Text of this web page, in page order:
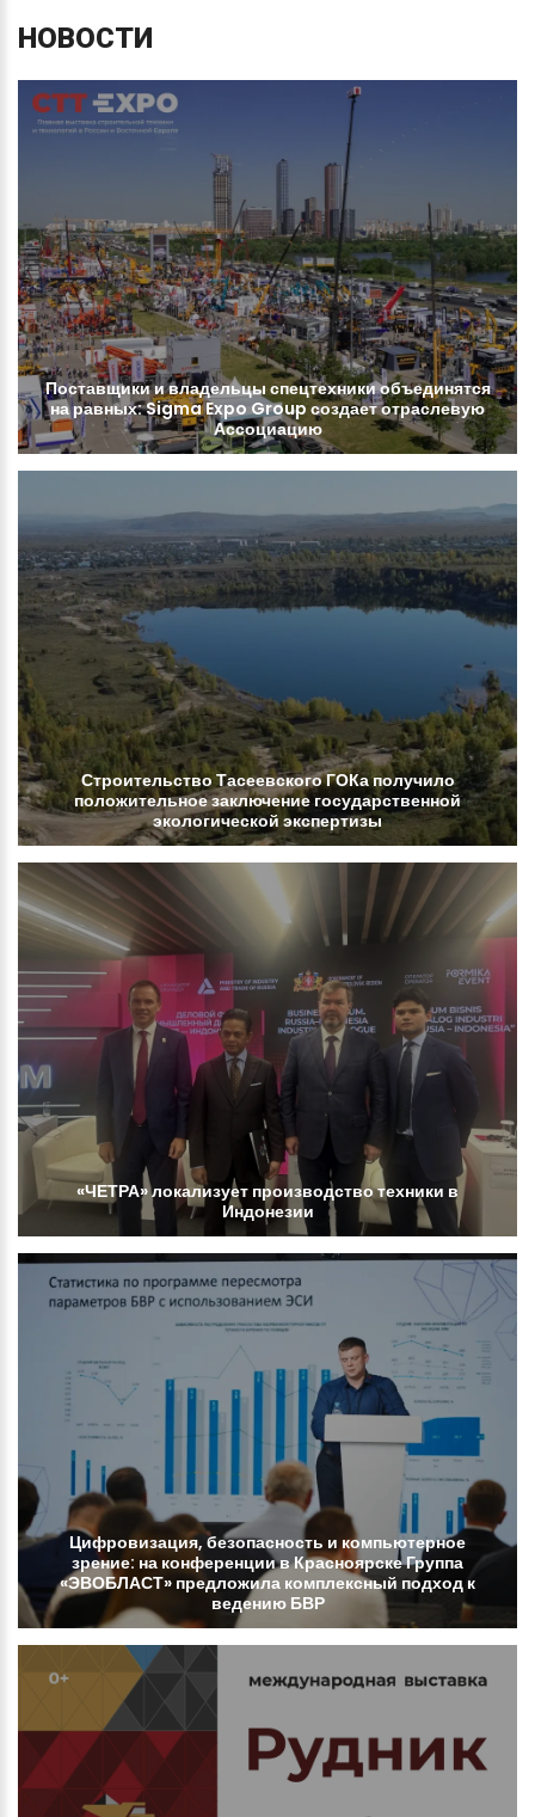
НОВОСТИ
Поставщикиивладельцыспецтехникиобъединятся
наравных:SigmaExpoGroup создаетотраслевую
Ассоциацию
СтроительствоТасеевскогоГОКаполучило
положительноезаключениегосударственной
экологической экспертизы
«ЧЕТРА»локализует производствотехники в
Индонезии
Цифровизация, безопасность и компьютерное
зрение: на конференциивКрасноярскеГруппа
«ЭВОБЛАСТ» предложила комплексный подход к
ведению БВР